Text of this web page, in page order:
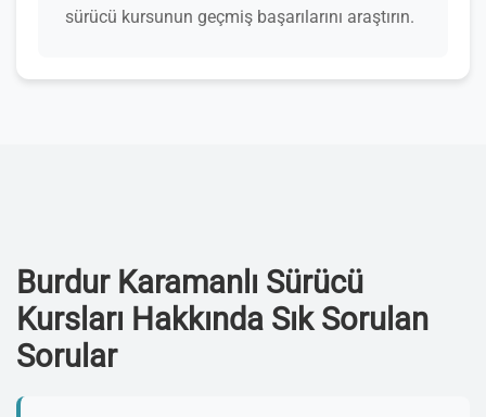
sürücü kursunun geçmiş başarılarını araştırın.
Burdur Karamanlı Sürücü
Kursları Hakkında Sık Sorulan
Sorular